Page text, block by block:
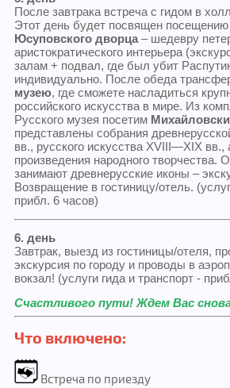
После завтрака встреча с гидом в
Этот день будет посвящен посещению
Юсуповского дворца– шедевру
аристократического интерьера
залам + подвал, ​​где был убит
индивидуально. После обеда
музею, где сможете насладиться
российского искусства в мире. Из
Русского музея посетим
представлены собрания
вв., русского искусства XVIII—XIX вв.,
произведения народного творчества.
занимают древнерусские иконы –
Возвращение в гостиницу/отель.
прибл. 6 часов)
6. день
Завтрак, выезд из гостиницы/отеля,
экскурсия по городу и проводы в
вокзал! (услуги гида и транспорт -
Счастливого пути! Ждем Вас
Что включено:
Встреча по приезду